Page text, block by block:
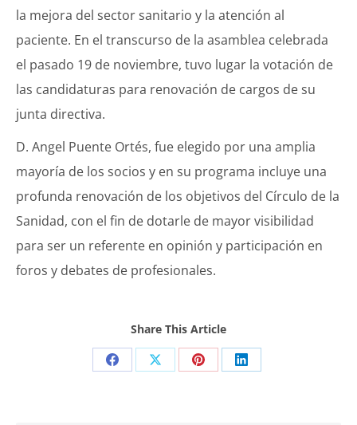
la mejora del sector sanitario y la atención al
paciente. En el transcurso de la asamblea celebrada
el pasado 19 de noviembre, tuvo lugar la votación de
las candidaturas para renovación de cargos de su
junta directiva.
D. Angel Puente Ortés, fue elegido por una amplia
mayoría de los socios y en su programa incluye una
profunda renovación de los objetivos del Círculo de la
Sanidad, con el fin de dotarle de mayor visibilidad
para ser un referente en opinión y participación en
foros y debates de profesionales.
Share This Article
Share Share Share Share